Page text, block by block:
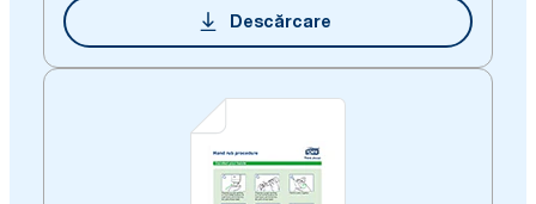
Descărcare